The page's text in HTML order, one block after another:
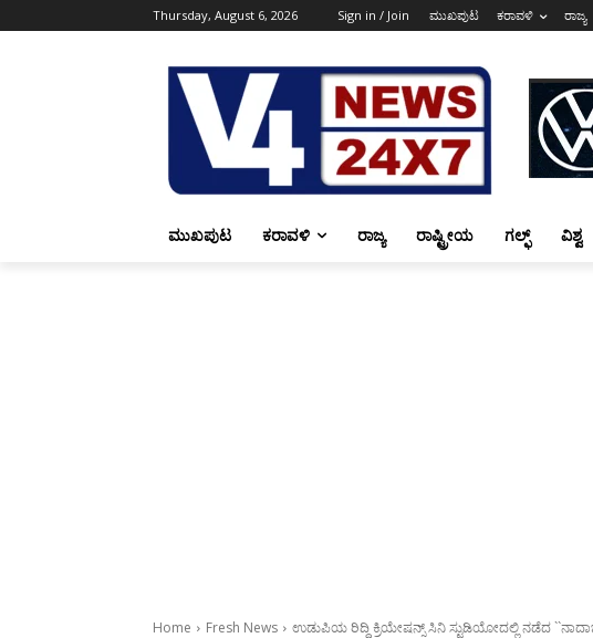
Thursday, August 6, 2026 Sign in / Join ಮುಖಪುಟ ಕರಾವಳಿ ರಾಜ್ಯ
ಮುಖಪುಟ ಕರಾವಳಿ ರಾಜ್ಯ ರಾಷ್ಟ್ರೀಯ ಗಲ್ಫ್ ವಿಶ್ವ
Home Fresh News ಉಡುಪಿಯ ರಿದ್ಧಿ ಕ್ರಿಯೇಷನ್ಸ್ ಸಿನಿ ಸ್ಟುಡಿಯೋದಲ್ಲಿ ನಡೆದ